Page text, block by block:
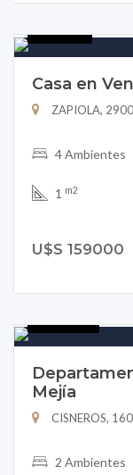
Casa en
ZAPIOLA,
4 Ambientes
1 m2
U$S 159000
Mejía
CISNEROS,
2 Ambientes